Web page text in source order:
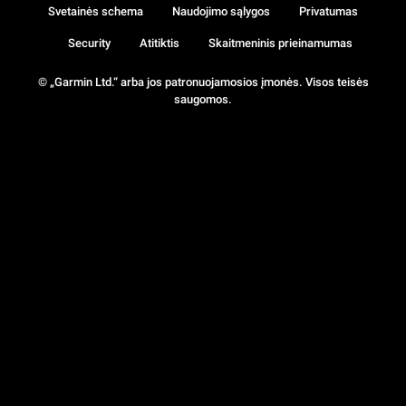
© „Garmin Ltd.“ arba jos patronuojamosios įmonės. Visos teisės
saugomos.
Svetainės schema Naudojimo sąlygos Privatumas
Security Atitiktis Skaitmeninis prieinamumas